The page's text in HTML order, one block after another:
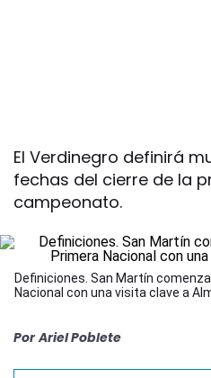
El Verdinegro definirá
fechas del cierre de la
campeonato.
Definiciones. San Martín
Nacional con una visita clave a
Por Ariel Poblete